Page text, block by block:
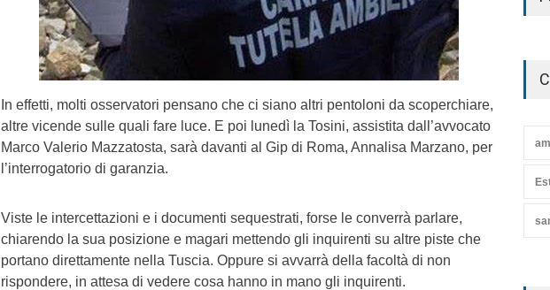
In effetti, molti osservatori pensano che ci siano altri pentoloni da scoperchiare,
altre vicende sulle quali fare luce. E poi lunedì la Tosini, assistita dall’avvocato
Marco Valerio Mazzatosta, sarà davanti al Gip di Roma, Annalisa Marzano, per
l’interrogatorio di garanzia.
Viste le intercettazioni e i documenti sequestrati, forse le converrà parlare,
chiarendo la sua posizione e magari mettendo gli inquirenti su altre piste che
portano direttamente nella Tuscia. Oppure si avvarrà della facoltà di non
rispondere, in attesa di vedere cosa hanno in mano gli inquirenti.